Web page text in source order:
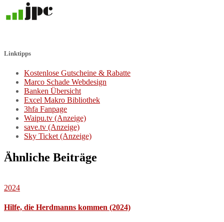
Linktipps
Kostenlose Gutscheine & Rabatte
Marco Schade Webdesign
Banken Übersicht
Excel Makro Bibliothek
3hfa Fanpage
Waipu.tv (Anzeige)
save.tv (Anzeige)
Sky Ticket (Anzeige)
Ähnliche Beiträge
2024
Hilfe, die Herdmanns kommen (2024)